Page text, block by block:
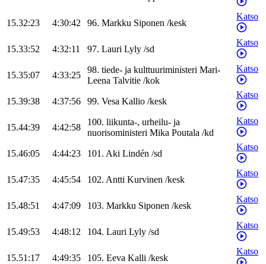
15.32:23 4:30:42 96. Markku Siponen /kesk
Katso
15.33:52 4:32:11 97. Lauri Lyly /sd
Katso
15.35:07 4:33:25
98. tiede- ja kulttuuriministeri Mari-
Leena Talvitie /kok
Katso
15.39:38 4:37:56 99. Vesa Kallio /kesk
Katso
15.44:39 4:42:58
100. liikunta-, urheilu- ja
nuorisoministeri Mika Poutala /kd
Katso
15.46:05 4:44:23 101. Aki Lindén /sd
Katso
15.47:35 4:45:54 102. Antti Kurvinen /kesk
Katso
15.48:51 4:47:09 103. Markku Siponen /kesk
Katso
15.49:53 4:48:12 104. Lauri Lyly /sd
Katso
15.51:17 4:49:35 105. Eeva Kalli /kesk
Katso